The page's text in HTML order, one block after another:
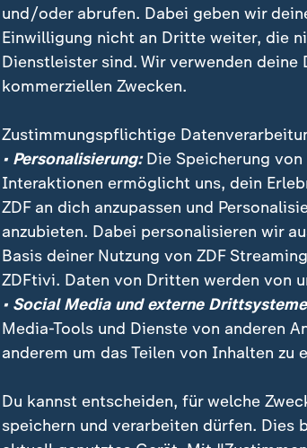
dass diese jungen Menschen
radikalisieren über soziale
und/oder abrufen. Dabei geben wir
Einwilligung nicht an Dritte weiter, die
Dienstleister sind. Wir verwenden deine
kommerziellen Zwecken.
Zustimmungspflichtige
• Personalisierung:Die Speicherung
Interaktionen ermöglicht uns, dein
ZDF an dich anzupassen und
anzubieten. Dabei personalisieren wir
Basis deiner Nutzung von ZDF
ZDFtivi. Daten von Dritten werden von
• Social Media und externe
Media-Tools und Dienste von anderen
anderem um das Teilen von Inhalten zu
Du kannst entscheiden, für welche
speichern und verarbeiten dürfen. Dies